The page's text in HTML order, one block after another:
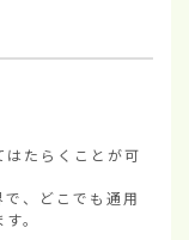
たらくことが可
、どこでも通用
。